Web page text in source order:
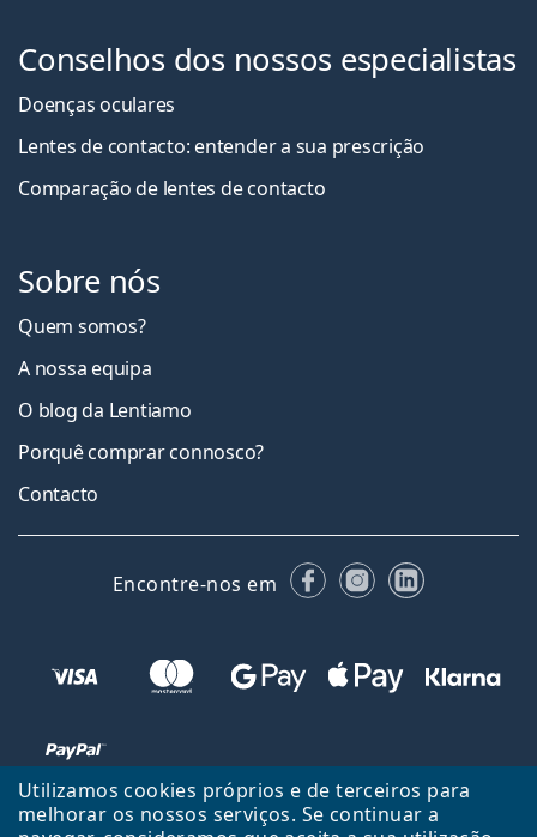
Utilizamos cookies próprios e de terceiros para
melhorar os nossos serviços. Se continuar a
Conselhos dos nossos especialistas
Doenças oculares
Lentes de contacto: entender a sua prescrição
Comparação de lentes de contacto
Sobre nós
Quem somos?
A nossa equipa
O blog da Lentiamo
Porquê comprar connosco?
Contacto
Encontre-nos em FacebookInstagram
LinkedIn